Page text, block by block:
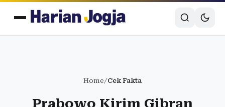
Home/Cek Fakta
Prabowo Kirim Gibran